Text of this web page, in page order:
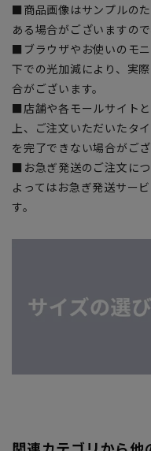
■商品画像はサンプルの
ある場合がございますの
■ブラウザやお使いのモ
下での光加減により、実
合がございます。
■店舗や各モールサイト
上、ご注文いただいたタ
を完了できない場合がご
■お急ぎ発送のご注文に
よってはお急ぎ発送サー
す。